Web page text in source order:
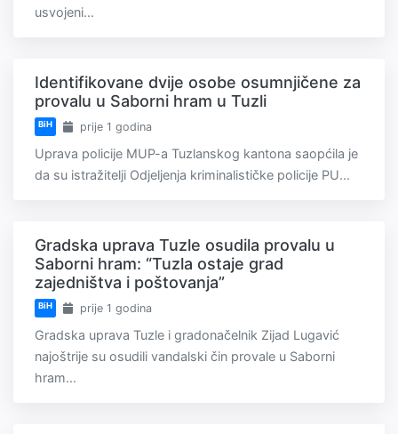
usvojeni...
Identifikovane dvije osobe osumnjičene za
provalu u Saborni hram u Tuzli
BiH prije 1 godina
Uprava policije MUP-a Tuzlanskog kantona saopćila je
da su istražitelji Odjeljenja kriminalističke policije PU...
Gradska uprava Tuzle osudila provalu u
Saborni hram: “Tuzla ostaje grad
zajedništva i poštovanja”
BiH prije 1 godina
Gradska uprava Tuzle i gradonačelnik Zijad Lugavić
najoštrije su osudili vandalski čin provale u Saborni
hram...